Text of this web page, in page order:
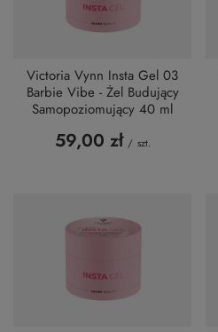
Victoria Vynn Insta Gel 03
Barbie Vibe - Żel Budujący
Samopoziomujący 40 ml
59,00 zł / szt.